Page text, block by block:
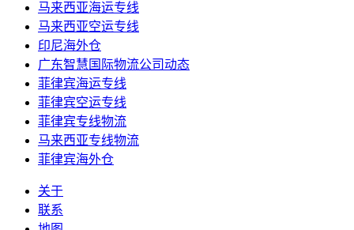
马来西亚海运专线
马来西亚空运专线
印尼海外仓
广东智慧国际物流公司动态
菲律宾海运专线
菲律宾空运专线
菲律宾专线物流
马来西亚专线物流
菲律宾海外仓
关于
联系